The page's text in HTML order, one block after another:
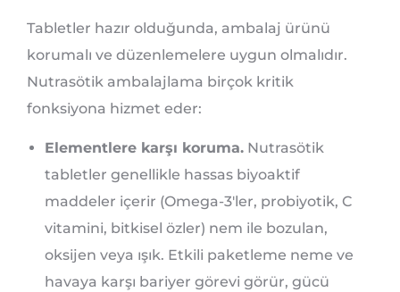
Tabletler hazır olduğunda, ambalaj ürünü
korumalı ve düzenlemelere uygun olmalıdır.
Nutrasötik ambalajlama birçok kritik
fonksiyona hizmet eder:
Elementlere karşı koruma. Nutrasötik
tabletler genellikle hassas biyoaktif
maddeler içerir (Omega-3'ler, probiyotik, C
vitamini, bitkisel özler) nem ile bozulan,
oksijen veya ışık. Etkili paketleme neme ve
havaya karşı bariyer görevi görür, gücü